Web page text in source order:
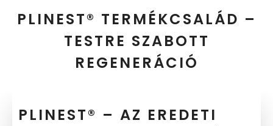
PLINEST® TERMÉKCSALÁD –
TESTRE SZABOTT
REGENERÁCIÓ
PLINEST® – AZ EREDETI